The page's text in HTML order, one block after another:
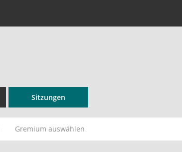
Sitzungen
Gremium auswählen